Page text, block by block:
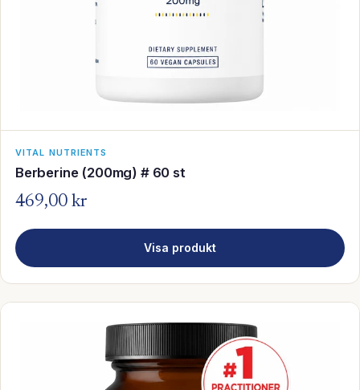
VITAL NUTRIENTS
Berberine (200mg) # 60 st
469,00 kr
Visa produkt